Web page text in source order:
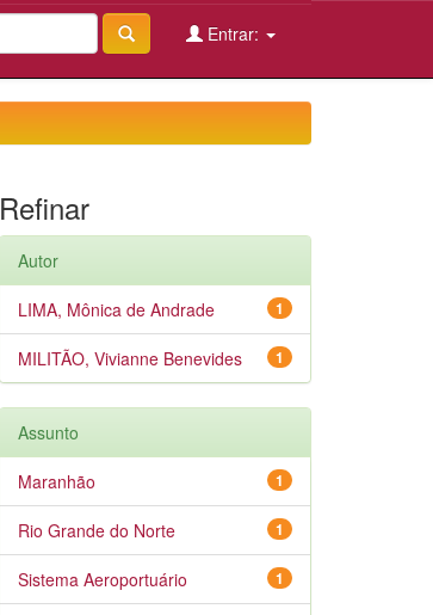
Entrar:
Refinar
Autor
1
LIMA, Mônica de Andrade
1
MILITÃO, Vivianne Benevides
Assunto
1
Maranhão
1
Rio Grande do Norte
1
Sistema Aeroportuário